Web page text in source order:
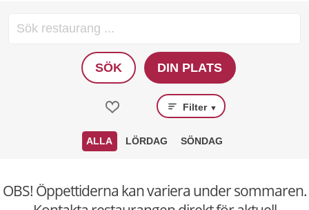
SÖK DIN PLATS
Filter ▼
ALLA LÖRDAG SÖNDAG
OBS! Öppettiderna kan variera under sommaren.